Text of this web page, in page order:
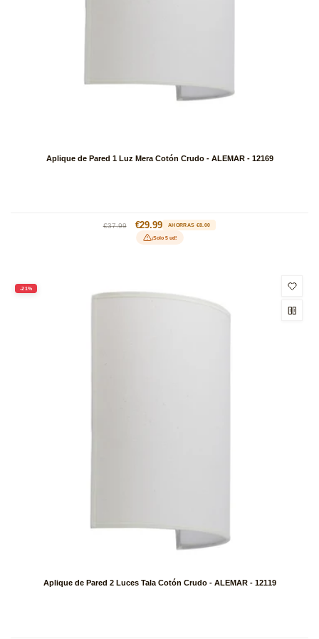
Aplique de Pared 1 Luz Mera Cotón Crudo - ALEMAR - 12169
Precio
habitual
€37.99
Precio
de
oferta
€29.99 AHORRAS €8.00
¡Solo 5 ud!
-21%
Aplique de Pared 2 Luces Tala Cotón Crudo - ALEMAR - 12119